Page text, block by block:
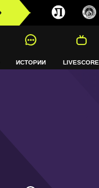
ИСТОРИИ LIVESCORE